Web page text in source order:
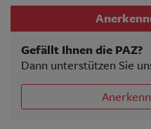
Gefällt Ihnen die PAZ?
Dann unterstützen Sie